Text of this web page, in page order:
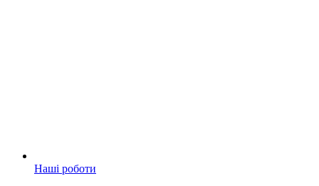
Наші роботи